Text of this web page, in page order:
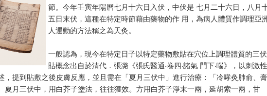
節。今年壬寅年陽曆七月十六日入伏，中伏是 七月二十六日，八月
五日末伏，這種在特定時節藉由藥物的作 用，為病人體質作調理亞
人運動的方法稱之為天灸。
一般認為，現今在特定日子以特定藥物敷貼在穴位上調理體質的三伏
貼概念出自於清代．張潞《張氏醫通‧卷四‧諸氣 門下‧喘》，以刺激性
，提到貼敷之後皮膚反應，並且需在「夏月三伏中」進行治療：「冷哮灸肺俞、膏
夏月三伏中，用白芥子塗法，往往獲效。方用白芥子淨末一兩，延胡索一兩，甘